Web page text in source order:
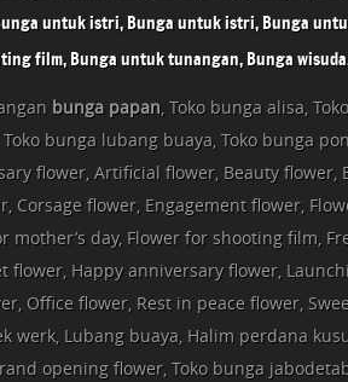
untuk istri, Bunga untuk istri, Bunga
film, Bunga untuk tunangan, Bunga
bunga papan, Toko bunga alisa,
bunga lubang buaya, Toko bunga
flower, Artificial flower, Beauty flower,
Corsage flower, Engagement flower,
mother’s day, Flower for shooting film,
flower, Happy anniversary flower,
Office flower, Rest in peace flower,
werk, Lubang buaya, Halim perdana
opening flower, Toko bunga